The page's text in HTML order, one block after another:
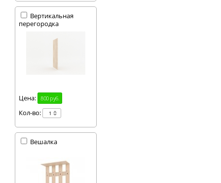
Вертикальная
перегородка
Цена: 800 руб.
Кол-во:
Вешалка